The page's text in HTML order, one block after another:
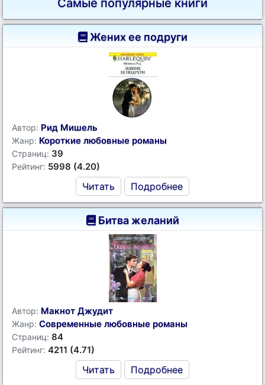
Самые популярные книги
Жених ее подруги
Автор: Рид Мишель
Жанр: Короткие любовные романы
Страниц: 39
Рейтинг: 5998 (4.20)
Читать Подробнее
Битва желаний
Автор: Макнот Джудит
Жанр: Современные любовные романы
Страниц: 84
Рейтинг: 4211 (4.71)
Читать Подробнее